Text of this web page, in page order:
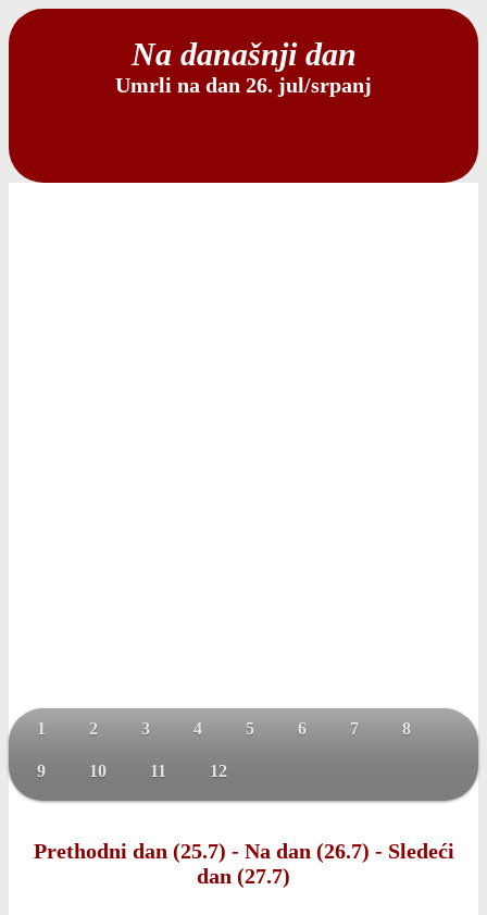
Na današnji dan
Umrli na dan 26. jul/srpanj
1 2 3 4 5 6 7 8
9 10 11 12
Prethodni dan (25.7) - Na dan (26.7) - Sledeći
dan (27.7)